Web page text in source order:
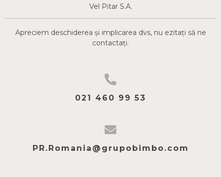
Vel Pitar S.A.
Apreciem deschiderea și implicarea dvs, nu ezitați să ne
contactați.
021 460 99 53
PR.Romania@grupobimbo.com